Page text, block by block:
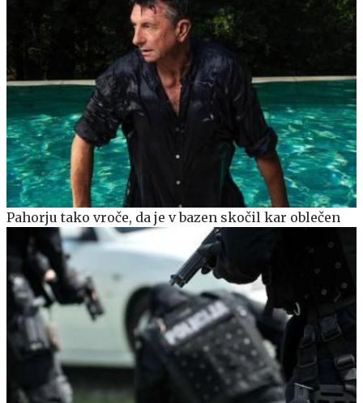
Pahorju tako vroče, da je v bazen skočil kar oblečen